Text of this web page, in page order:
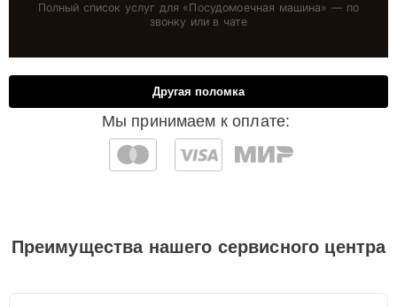
Полный список услуг для «Посудомоечная машина» — по
звонку или в чате
Мы принимаем к оплате:
Другая поломка
Преимущества нашего сервисного центра